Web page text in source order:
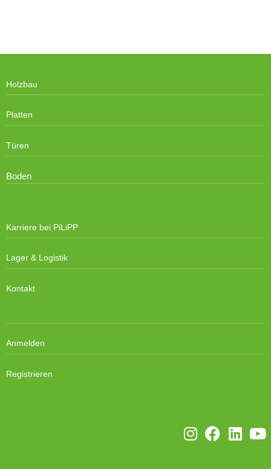
Holzbau
Platten
Türen
Boden
Karriere bei PiLiPP
Lager & Logistik
Kontakt
Anmelden
Registrieren